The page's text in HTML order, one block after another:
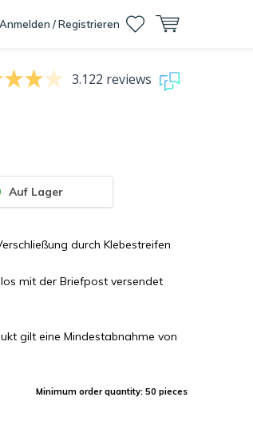
Anmelden / Registrieren
3.122 reviews
Auf Lager
durch Klebestreifen
mit der Briefpost versendet
gilt eine Mindestabnahme von
Minimum order quantity: 50 pieces